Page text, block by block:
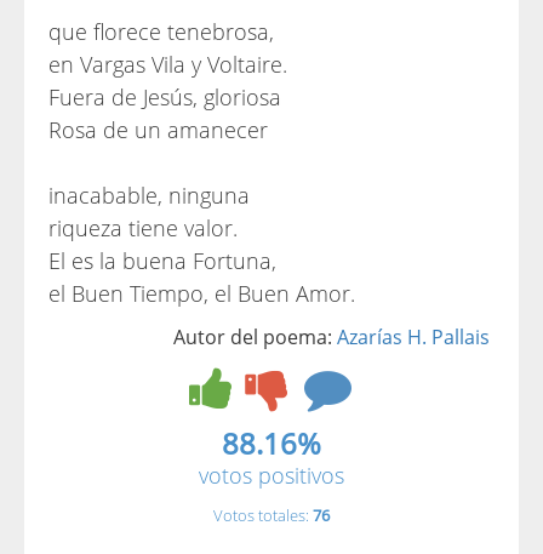
que florece tenebrosa,
en Vargas Vila y Voltaire.
Fuera de Jesús, gloriosa
Rosa de un amanecer
inacabable, ninguna
riqueza tiene valor.
El es la buena Fortuna,
el Buen Tiempo, el Buen Amor.
Autor del poema: Azarías H. Pallais
88.16%
votos positivos
Votos totales: 76